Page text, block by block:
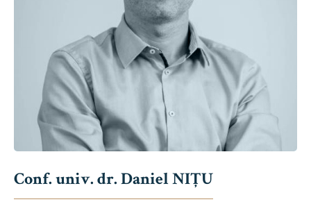
Conf. univ. dr. Daniel NIŢU